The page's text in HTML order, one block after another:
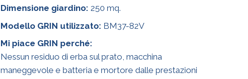
Dimensione giardino: 250 mq.
Modello GRIN utilizzato: BM37-82V
Mi piace GRIN perché:
Nessun residuo di erba sul prato, macchina
maneggevole e batteria e mortore dalle prestazioni